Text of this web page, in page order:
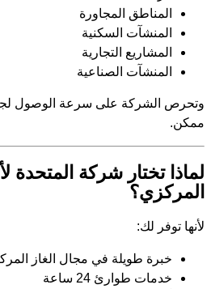
المناطق المجاورة
المنشآت السكنية
المشاريع التجارية
المنشآت الصناعية
وتحرص الشركة على سرعة الوصول
ممكن.
لماذا تختار شركة المتحدة
المركزي؟
لأنها توفر لك:
خبرة طويلة في مجال الغاز
خدمات طوارئ 24 ساعة